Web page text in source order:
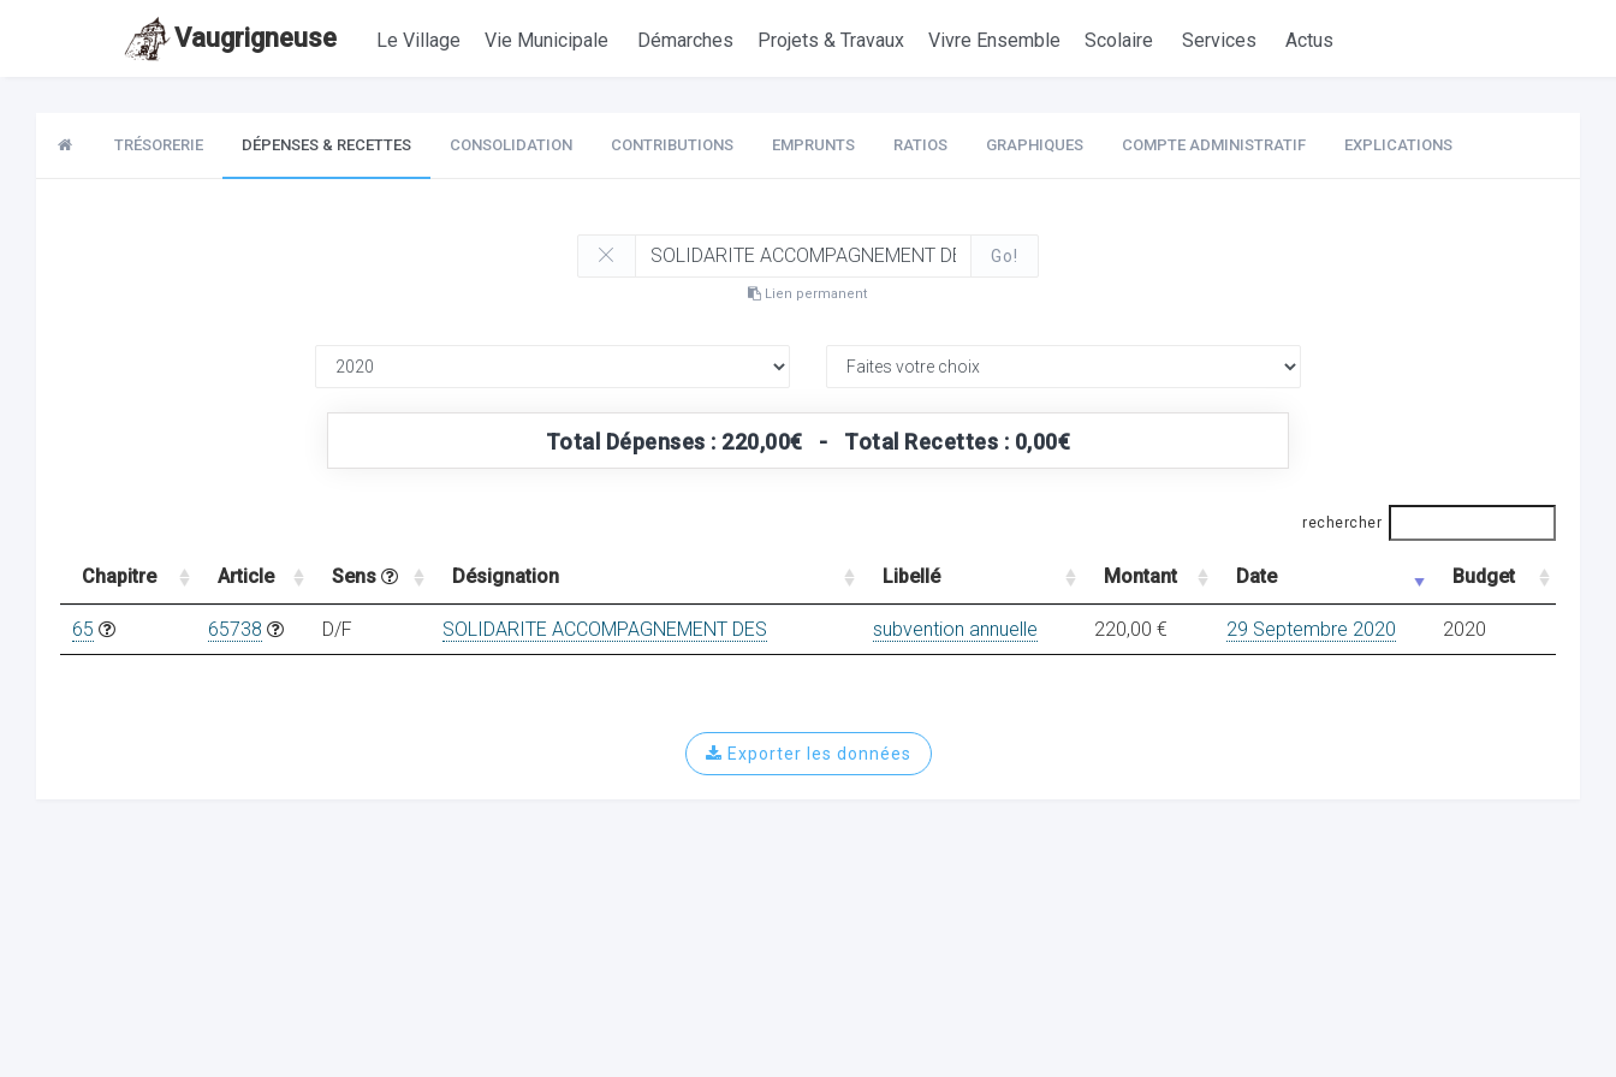
Vaugrigneuse Le Village Vie Municipale Démarches Projets & Travaux Vivre Ensemble Scolaire Services Actus
TRÉSORERIE DÉPENSES & RECETTES CONSOLIDATION CONTRIBUTIONS EMPRUNTS RATIOS GRAPHIQUES COMPTE ADMINISTRATIF EXPLICATIONS
Go!
Lien permanent
Total Dépenses : 220,00€ - Total Recettes : 0,00€
rechercher
Chapitre Article Sens Désignation Libellé Montant Date Budget
65 65738 D/F SOLIDARITE ACCOMPAGNEMENT DES subvention annuelle 220,00 € 29 Septembre 2020 2020
Exporter les données